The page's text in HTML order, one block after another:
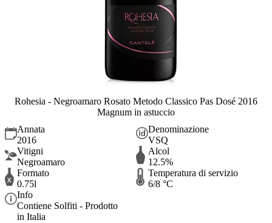
Rohesia - Negroamaro Rosato Metodo Classico Pas Dosé 2016
Magnum in astuccio
Annata
2016
Denominazione
VSQ
Vitigni
Negroamaro
Alcol
12.5%
Formato
0.75l
Temperatura di servizio
6/8 °C
Info
Contiene Solfiti - Prodotto
in Italia